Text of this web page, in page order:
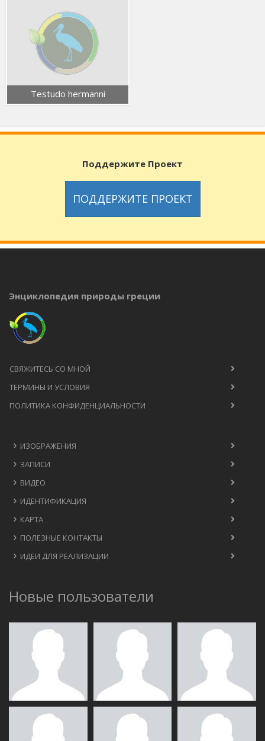
Testudo hermanni
Поддержите Проект
ПОДДЕРЖИТЕ ПРОЕКТ
Энциклопедия природы греции
СВЯЖИТЕСЬ СО МНОЙ
ТЕРМИНЫ И УСЛОВИЯ
ПОЛИТИКА КОНФИДЕНЦИАЛЬНОСТИ
ИЗОБРАЖЕНИЯ
ЗАПИСИ
ВИДЕО
ИДЕНТИФИКАЦИЯ
КАРТА
ПОЛЕЗНЫЕ КОНТАКТЫ
ИДЕИ ДЛЯ РЕАЛИЗАЦИИ
Новые пользователи